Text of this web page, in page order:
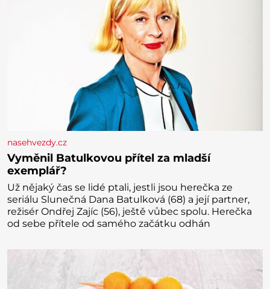
nasehvezdy.cz
Vyměnil Batulkovou přítel za mladší
exemplář?
Už nějaký čas se lidé ptali, jestli jsou herečka ze
seriálu Slunečná Dana Batulková (68) a její partner,
režisér Ondřej Zajíc (56), ještě vůbec spolu. Herečka
od sebe přítele od samého začátku odhán